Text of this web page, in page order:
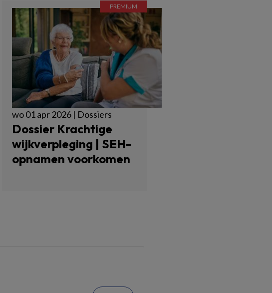
wo 01 apr 2026 | Dossiers
Dossier Krachtige
wijkverpleging | SEH-
opnamen voorkomen